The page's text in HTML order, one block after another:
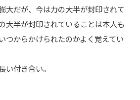
大だが、今は力の大半が封印されて
大半が封印されていることは本人も
つからかけられたのかよく覚えてい
い付き合い。